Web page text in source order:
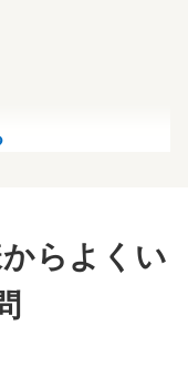
らよくい